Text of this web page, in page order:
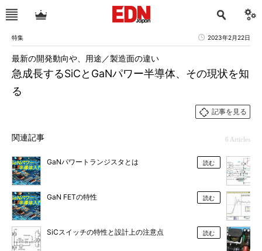
特集 2023年2月22日
急成長するSiCとGaNパワー半導体、その現状を知
る
最新の開発動向や、用途／製造面の違い
記事を見る
関連記事 6 Articles
GaNパワートランジスタとは 読む
GaN FETの特性 読む
SiCスイッチの特性と設計上の注意点 読む